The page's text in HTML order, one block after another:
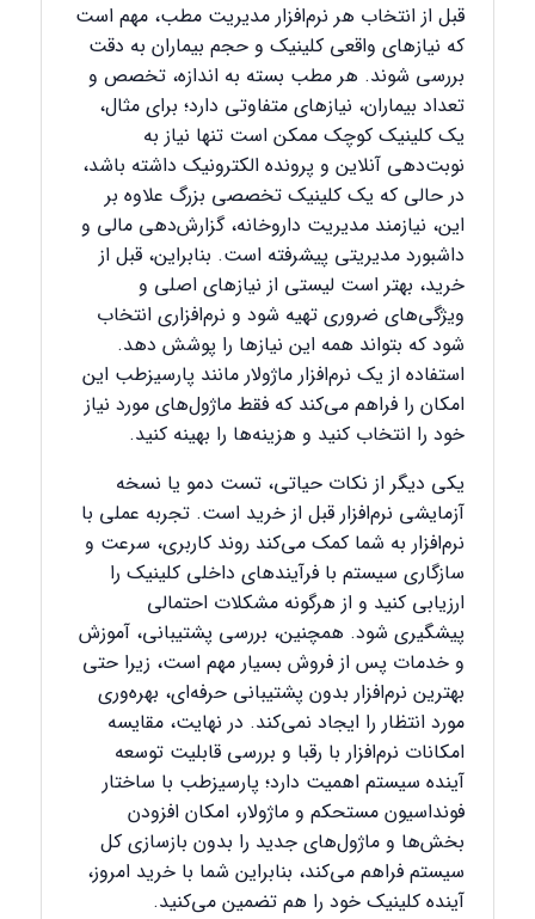
قبل از انتخاب هر نرم‌افزار مدیریت مطب، مهم است
که نیازهای واقعی کلینیک و حجم بیماران به دقت
بررسی شوند. هر مطب بسته به اندازه، تخصص و
تعداد بیماران، نیازهای متفاوتی دارد؛ برای مثال،
یک کلینیک کوچک ممکن است تنها نیاز به
نوبت‌دهی آنلاین و پرونده الکترونیک داشته باشد،
در حالی که یک کلینیک تخصصی بزرگ علاوه بر
این، نیازمند مدیریت داروخانه، گزارش‌دهی مالی و
داشبورد مدیریتی پیشرفته است. بنابراین، قبل از
خرید، بهتر است لیستی از نیازهای اصلی و
ویژگی‌های ضروری تهیه شود و نرم‌افزاری انتخاب
شود که بتواند همه این نیازها را پوشش دهد.
استفاده از یک نرم‌افزار ماژولار مانند پارسیزطب این
امکان را فراهم می‌کند که فقط ماژول‌های مورد نیاز
خود را انتخاب کنید و هزینه‌ها را بهینه کنید.
یکی دیگر از نکات حیاتی، تست دمو یا نسخه
آزمایشی نرم‌افزار قبل از خرید است. تجربه عملی با
نرم‌افزار به شما کمک می‌کند روند کاربری، سرعت و
سازگاری سیستم با فرآیندهای داخلی کلینیک را
ارزیابی کنید و از هرگونه مشکلات احتمالی
پیشگیری شود. همچنین، بررسی پشتیبانی، آموزش
و خدمات پس از فروش بسیار مهم است، زیرا حتی
بهترین نرم‌افزار بدون پشتیبانی حرفه‌ای، بهره‌وری
مورد انتظار را ایجاد نمی‌کند. در نهایت، مقایسه
امکانات نرم‌افزار با رقبا و بررسی قابلیت توسعه
آینده سیستم اهمیت دارد؛ پارسیزطب با ساختار
فونداسیون مستحکم و ماژولار، امکان افزودن
بخش‌ها و ماژول‌های جدید را بدون بازسازی کل
سیستم فراهم می‌کند، بنابراین شما با خرید امروز،
آینده کلینیک خود را هم تضمین می‌کنید.